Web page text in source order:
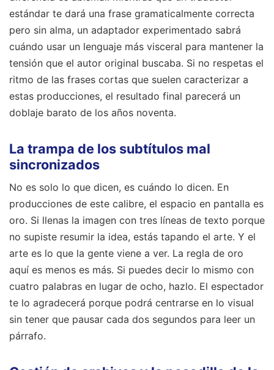
estándar te dará una frase gramaticalmente correcta
pero sin alma, un adaptador experimentado sabrá
cuándo usar un lenguaje más visceral para mantener la
tensión que el autor original buscaba. Si no respetas el
ritmo de las frases cortas que suelen caracterizar a
estas producciones, el resultado final parecerá un
doblaje barato de los años noventa.
La trampa de los subtítulos mal
sincronizados
No es solo lo que dicen, es cuándo lo dicen. En
producciones de este calibre, el espacio en pantalla es
oro. Si llenas la imagen con tres líneas de texto porque
no supiste resumir la idea, estás tapando el arte. Y el
arte es lo que la gente viene a ver. La regla de oro
aquí es menos es más. Si puedes decir lo mismo con
cuatro palabras en lugar de ocho, hazlo. El espectador
te lo agradecerá porque podrá centrarse en lo visual
sin tener que pausar cada dos segundos para leer un
párrafo.